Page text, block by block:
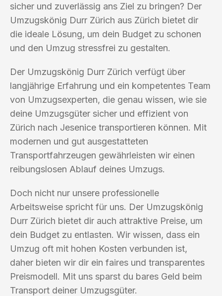
sicher und zuverlässig ans Ziel zu bringen? Der
Umzugskönig Durr Zürich aus Zürich bietet dir
die ideale Lösung, um dein Budget zu schonen
und den Umzug stressfrei zu gestalten.
Der Umzugskönig Durr Zürich verfügt über
langjährige Erfahrung und ein kompetentes Team
von Umzugsexperten, die genau wissen, wie sie
deine Umzugsgüter sicher und effizient von
Zürich nach Jesenice transportieren können. Mit
modernen und gut ausgestatteten
Transportfahrzeugen gewährleisten wir einen
reibungslosen Ablauf deines Umzugs.
Doch nicht nur unsere professionelle
Arbeitsweise spricht für uns. Der Umzugskönig
Durr Zürich bietet dir auch attraktive Preise, um
dein Budget zu entlasten. Wir wissen, dass ein
Umzug oft mit hohen Kosten verbunden ist,
daher bieten wir dir ein faires und transparentes
Preismodell. Mit uns sparst du bares Geld beim
Transport deiner Umzugsgüter.